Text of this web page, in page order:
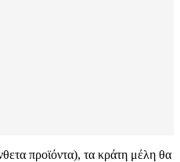
προϊόντα), τα κράτη μέλη θα